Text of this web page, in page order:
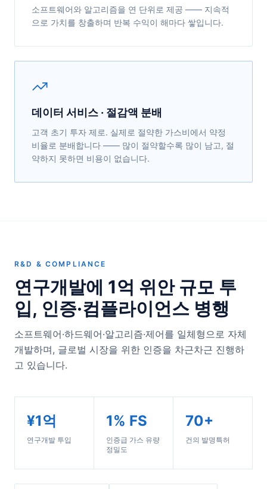
소프트웨어와 알고리즘을 연 단위로 제공 —— 지속적
으로 가치를 창출하며 반복 수익이 해마다 쌓입니다.
데이터 서비스 · 절감액 분배
고객 초기 투자 제로. 실제로 절약한 가스비에서 약정
비율로 분배합니다 —— 많이 절약할수록 많이 남고, 절
약하지 못하면 비용이 없습니다.
R&D & COMPLIANCE
연구개발에 1억 위안 규모 투
입, 인증·컴플라이언스 병행
소프트웨어·하드웨어·알고리즘·제어를 일체형으로 자체
개발하며, 글로벌 시장을 위한 인증을 차근차근 진행하
고 있습니다.
¥1억
연구개발 투입
1% FS
인증급 가스 유량
정밀도
70+
건의 발명특허